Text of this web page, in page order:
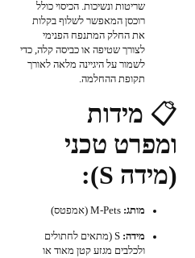
שריטות ונשיכות. הכיסוי כולל
רוכסן המאפשר לשלוף בקלות
את החלק המתנפח הפנימי
לצורך שטיפה או כביסה קלה, כדי
לשמור על היגיינה מלאה לאורך
תקופת ההחלמה.
📋 מידות
ומפרט טכני
(מידה S):
מותג: M-Pets (אמפטס)
מידה:
S (מתאים לחתולים
ולכלבים מגזע קטן מאוד או